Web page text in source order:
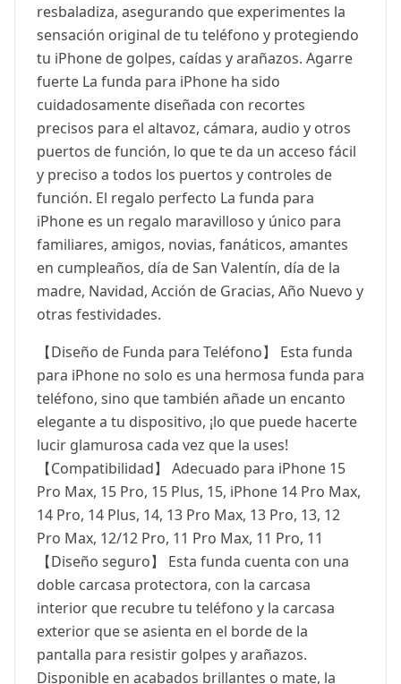
resbaladiza, asegurando que experimentes la
sensación original de tu teléfono y protegiendo
tu iPhone de golpes, caídas y arañazos. Agarre
fuerte La funda para iPhone ha sido
cuidadosamente diseñada con recortes
precisos para el altavoz, cámara, audio y otros
puertos de función, lo que te da un acceso fácil
y preciso a todos los puertos y controles de
función. El regalo perfecto La funda para
iPhone es un regalo maravilloso y único para
familiares, amigos, novias, fanáticos, amantes
en cumpleaños, día de San Valentín, día de la
madre, Navidad, Acción de Gracias, Año Nuevo y
otras festividades.
【Diseño de Funda para Teléfono】 Esta funda
para iPhone no solo es una hermosa funda para
teléfono, sino que también añade un encanto
elegante a tu dispositivo, ¡lo que puede hacerte
lucir glamurosa cada vez que la uses!
【Compatibilidad】 Adecuado para iPhone 15
Pro Max, 15 Pro, 15 Plus, 15, iPhone 14 Pro Max,
14 Pro, 14 Plus, 14, 13 Pro Max, 13 Pro, 13, 12
Pro Max, 12/12 Pro, 11 Pro Max, 11 Pro, 11
【Diseño seguro】 Esta funda cuenta con una
doble carcasa protectora, con la carcasa
interior que recubre tu teléfono y la carcasa
exterior que se asienta en el borde de la
pantalla para resistir golpes y arañazos.
Disponible en acabados brillantes o mate, la